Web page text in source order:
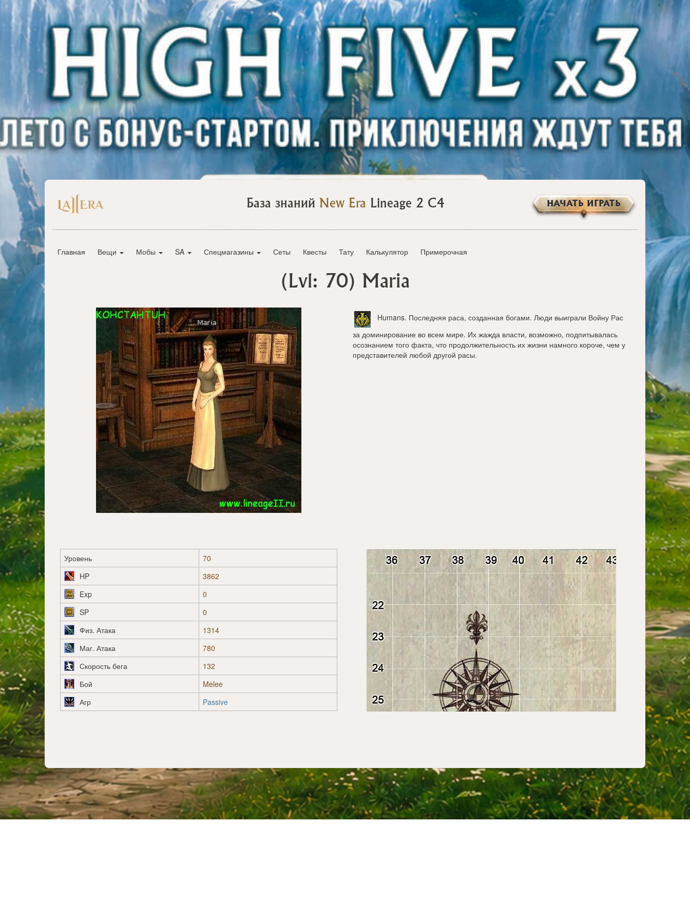
База знаний New Era Lineage 2 C4 НАЧАТЬ ИГРАТЬ
Главная Вещи Мобы SA Спецмагазины Сеты Квесты Тату Калькулятор Примерочная
(Lvl: 70) Maria
Humans. Последняя раса, созданная богами. Люди выиграли Войну Рас
за доминирование во всем мире. Их жажда власти, возможно, подпитывалась
осознанием того факта, что продолжительность их жизни намного короче, чем у
представителей любой другой расы.
Уровень
70
HP
3862
Exp
0
SP
0
Физ. Атака
1314
Маг. Атака
780
Скорость бега
132
Бой
Melee
Агр
Passive